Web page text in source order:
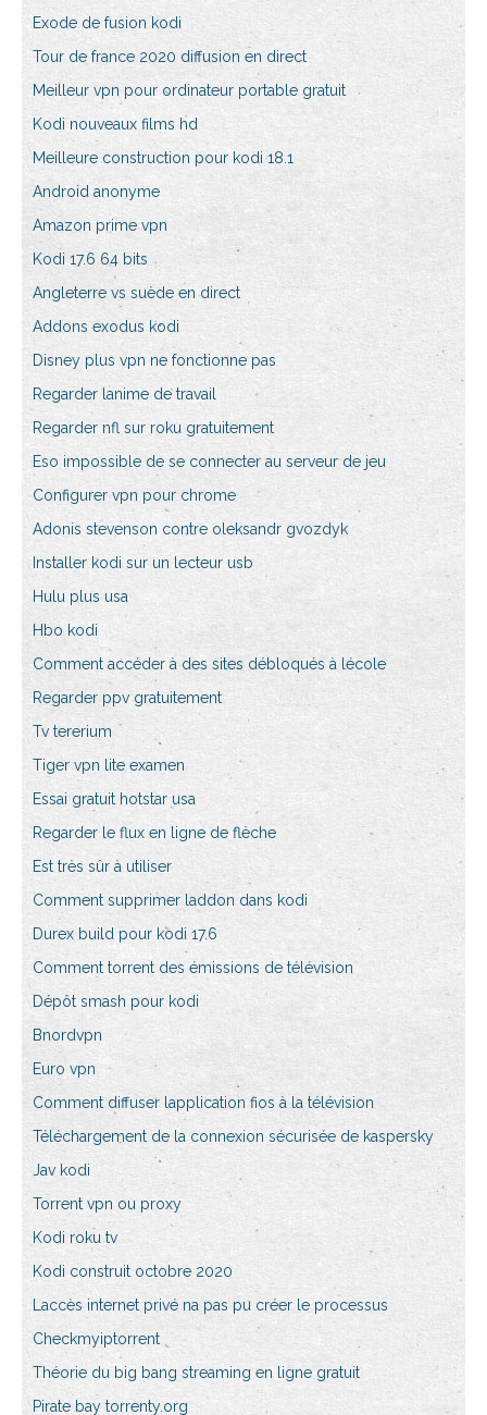
Exode de fusion kodi
Tour de france 2020 diffusion en direct
Meilleur vpn pour ordinateur portable gratuit
Kodi nouveaux films hd
Meilleure construction pour kodi 18.1
Android anonyme
Amazon prime vpn
Kodi 17.6 64 bits
Angleterre vs suède en direct
Addons exodus kodi
Disney plus vpn ne fonctionne pas
Regarder lanime de travail
Regarder nfl sur roku gratuitement
Eso impossible de se connecter au serveur de jeu
Configurer vpn pour chrome
Adonis stevenson contre oleksandr gvozdyk
Installer kodi sur un lecteur usb
Hulu plus usa
Hbo kodi
Comment accéder à des sites débloqués à lécole
Regarder ppv gratuitement
Tv tererium
Tiger vpn lite examen
Essai gratuit hotstar usa
Regarder le flux en ligne de flèche
Est très sûr à utiliser
Comment supprimer laddon dans kodi
Durex build pour kodi 17.6
Comment torrent des émissions de télévision
Dépôt smash pour kodi
Bnordvpn
Euro vpn
Comment diffuser lapplication fios à la télévision
Téléchargement de la connexion sécurisée de kaspersky
Jav kodi
Torrent vpn ou proxy
Kodi roku tv
Kodi construit octobre 2020
Laccès internet privé na pas pu créer le processus
Checkmyiptorrent
Théorie du big bang streaming en ligne gratuit
Pirate bay torrenty.org